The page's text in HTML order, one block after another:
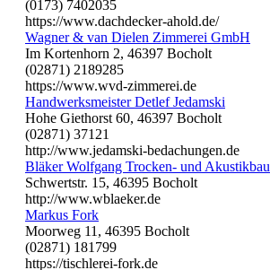
(0173) 7402035
https://www.dachdecker-ahold.de/
Wagner & van Dielen Zimmerei GmbH
Im Kortenhorn 2, 46397 Bocholt
(02871) 2189285
https://www.wvd-zimmerei.de
Handwerksmeister Detlef Jedamski
Hohe Giethorst 60, 46397 Bocholt
(02871) 37121
http://www.jedamski-bedachungen.de
Bläker Wolfgang Trocken- und Akustikbau
Schwertstr. 15, 46395 Bocholt
http://www.wblaeker.de
Markus Fork
Moorweg 11, 46395 Bocholt
(02871) 181799
https://tischlerei-fork.de